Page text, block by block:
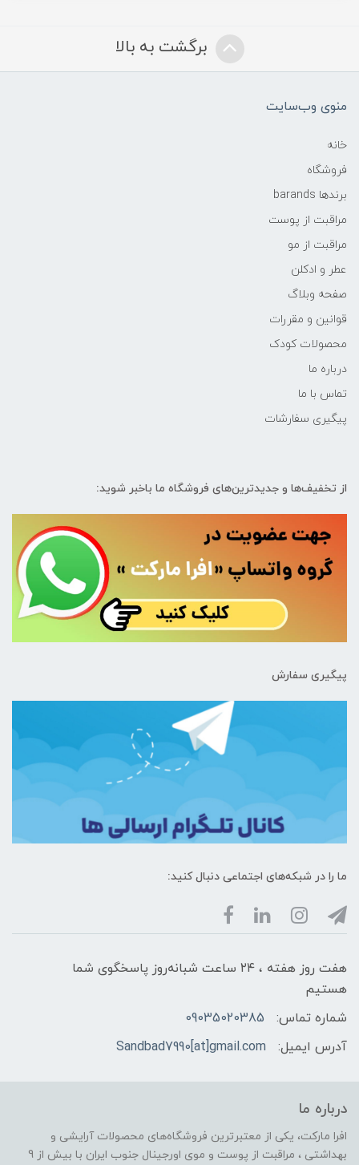
برگشت به بالا
منوی وب‌سایت
خانه
فروشگاه
برندها barands
مراقبت از پوست
مراقبت از مو
عطر و ادکلن
صفحه وبلاگ
قوانین و مقررات
محصولات کودک
درباره ما
تماس با ما
پیگیری سفارشات
از تخفیف‌ها و جدیدترین‌های فروشگاه ما باخبر شوید:
پیگیری سفارش
ما را در شبکه‌های اجتماعی دنبال کنید:
هفت روز هفته ، ۲۴ ساعت شبانه‌روز پاسخگوی شما
هستیم
شماره تماس:
09035020385
آدرس ایمیل:
Sandbad7990[at]gmail.com
درباره ما
افرا مارکت، یکی از معتبرترین فروشگاه‌های محصولات آرایشی و
بهداشتی ، مراقبت از پوست و موی اورجینال جنوب ایران با بیش از 9